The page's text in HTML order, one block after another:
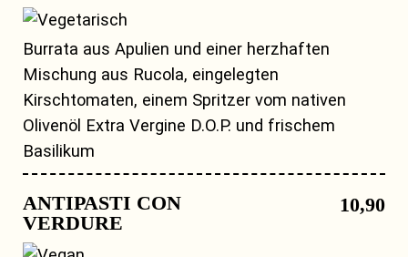
Burrata aus Apulien und einer herzhaften
Mischung aus Rucola, eingelegten
Kirschtomaten, einem Spritzer vom nativen
Olivenöl Extra Vergine D.O.P. und frischem
Basilikum
ANTIPASTI CON
VERDURE
10,90